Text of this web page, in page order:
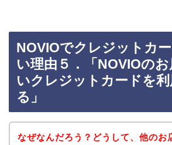
NOVIOでクレジットカ
い理由５．「NOVIOの
いクレジットカードを
る」
なぜなんだろう？どうして、他のお